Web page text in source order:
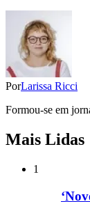
PorLarissa Ricci
Formou-se em
Mais Lidas
1